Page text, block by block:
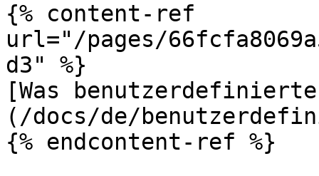
{% content-ref
url="/pages/
d3" %}
[Was
(/docs/de/
{% endcontent-ref %}